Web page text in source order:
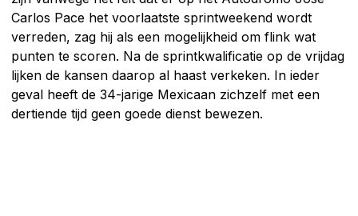
Carlos Pace het voorlaatste sprintweekend wordt
verreden, zag hij als een mogelijkheid om flink wat
punten te scoren. Na de sprintkwalificatie op de vrijdag
lijken de kansen daarop al haast verkeken. In ieder
geval heeft de 34-jarige Mexicaan zichzelf met een
dertiende tijd geen goede dienst bewezen.